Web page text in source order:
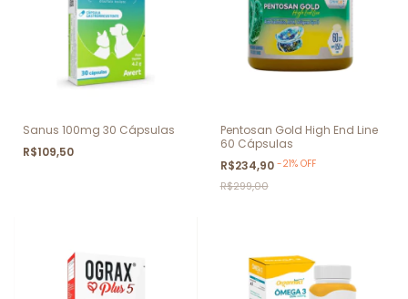
Sanus 100mg 30 Cápsulas
R$109,50
Pentosan Gold High End Line
60 Cápsulas
R$234,90 -21% OFF
R$299,00